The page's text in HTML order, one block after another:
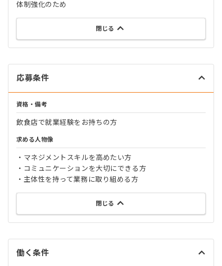
体制強化のため
閉じる
応募条件
資格・備考
飲食店で就業経験をお持ちの方
求める人物像
・マネジメントスキルを高めたい方
・コミュニケーションを大切にできる方
・主体性を持って業務に取り組める方
閉じる
働く条件